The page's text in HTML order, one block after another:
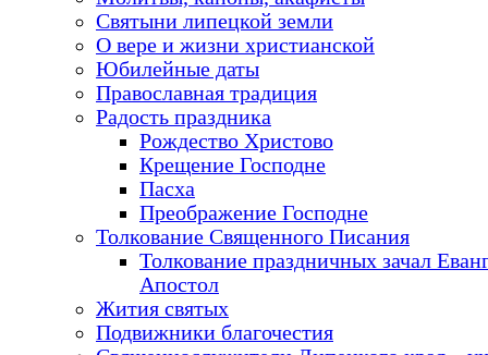
Святыни липецкой земли
О вере и жизни христианской
Юбилейные даты
Православная традиция
Радость праздника
Рождество Христово
Крещение Господне
Пасха
Преображение Господне
Толкование Священного Писания
Толкование праздничных зачал
Апостол
Жития святых
Подвижники благочестия